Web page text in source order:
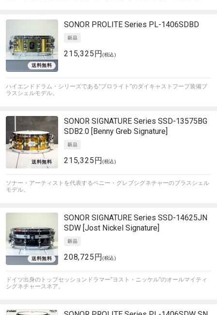
SONOR PROLITE Series PL-1406SDBD
215,325円(税込)
ハイエンドドラム・シリーズである“プロライト”のダイキャストフープ装備ブ
ラスシェルモデル。
SONOR SIGNATURE Series SSD-13575BG
SDB2.0 [Benny Greb Signature]
215,325円(税込)
ソナー・アーティストを代表するベニー・グレブシグネチャーのブラスシェル
モデル。
SONOR SIGNATURE Series SSD-14625JN
SDW [Jost Nickel Signature]
208,725円(税込)
ドイツ出身のトップセッションドラマー"ヨスト・ニッケル"のオールマイティ
シグネチャースネア。